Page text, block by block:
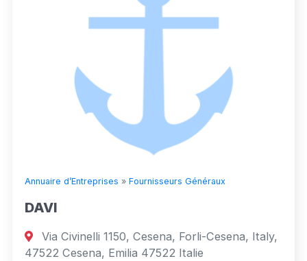
Annuaire d’Entreprises » Fournisseurs Généraux
DAVI
Via Civinelli 1150, Cesena, Forli-Cesena, Italy,
47522 Cesena, Emilia 47522 Italie